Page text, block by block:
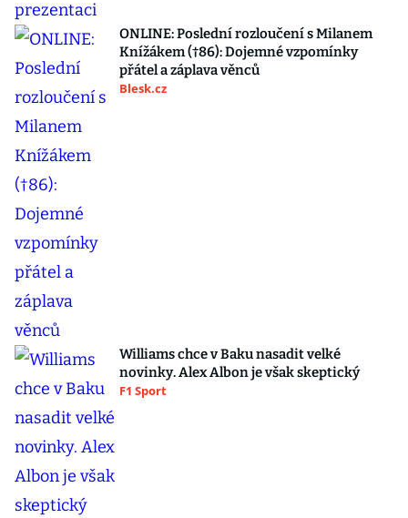
ONLINE: Poslední rozloučení s Milanem
Knížákem (†86): Dojemné vzpomínky
přátel a záplava věnců
Blesk.cz
Williams chce v Baku nasadit velké
novinky. Alex Albon je však skeptický
F1 Sport